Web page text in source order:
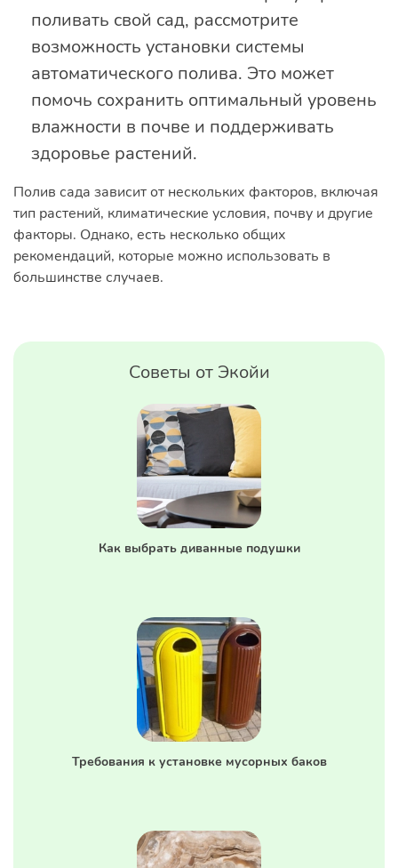
поливать свой сад, рассмотрите
возможность установки системы
автоматического полива. Это может
помочь сохранить оптимальный уровень
влажности в почве и поддерживать
здоровье растений.
Полив сада зависит от нескольких факторов, включая
тип растений, климатические условия, почву и другие
факторы. Однако, есть несколько общих
рекомендаций, которые можно использовать в
большинстве случаев.
Советы от Экойи
Как выбрать диванные подушки
Требования к установке мусорных баков